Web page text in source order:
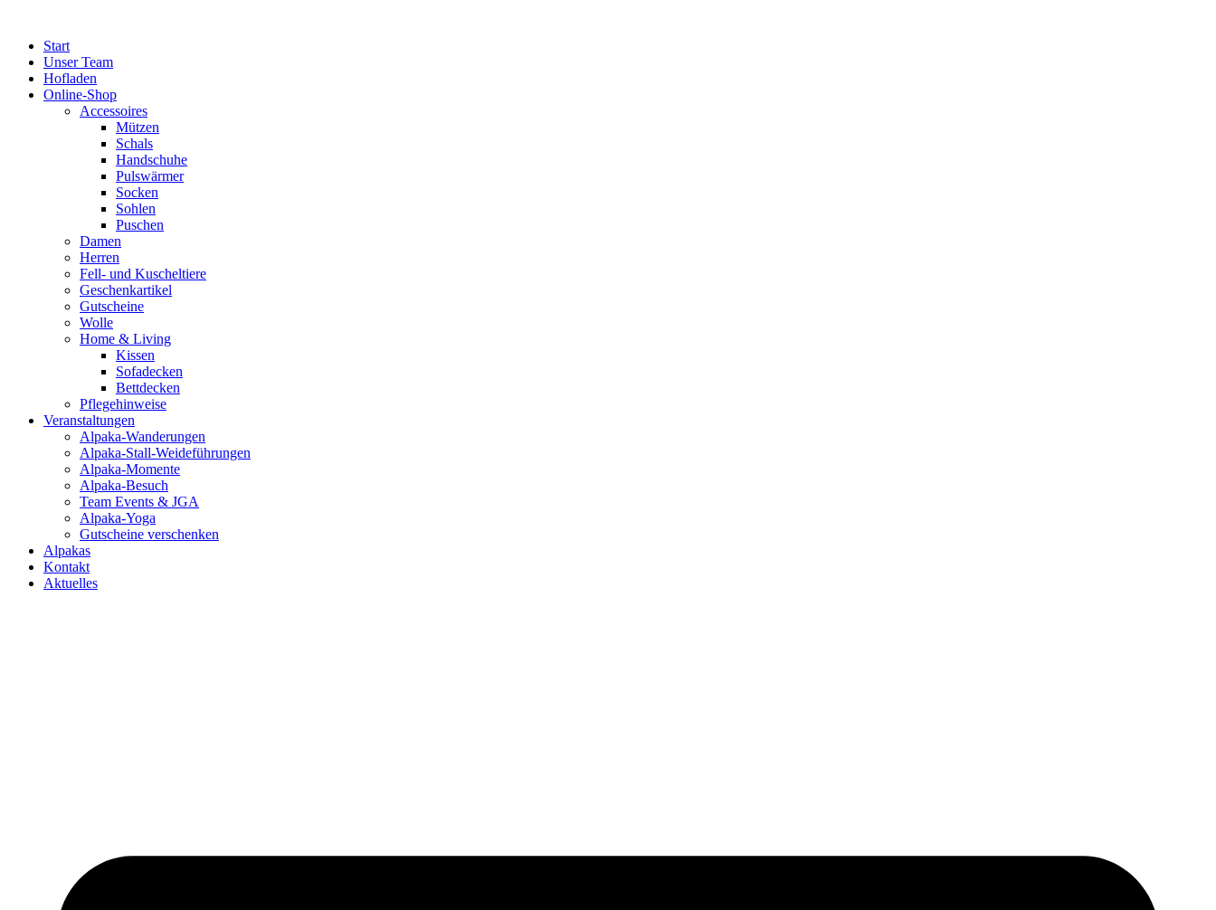
springenStart
Unser Team
Hofladen
Online-Shop
Accessoires
Mützen
Schals
Handschuhe
Pulswärmer
Socken
Sohlen
Puschen
Damen
Herren
Fell- und Kuscheltiere
Geschenkartikel
Gutscheine
Wolle
Home & Living
Kissen
Sofadecken
Bettdecken
Pflegehinweise
Veranstaltungen
Alpaka-Wanderungen
Alpaka-Stall-Weideführungen
Alpaka-Momente
Alpaka-Besuch
Team Events & JGA
Alpaka-Yoga
Gutscheine verschenken
Alpakas
Kontakt
Aktuelles